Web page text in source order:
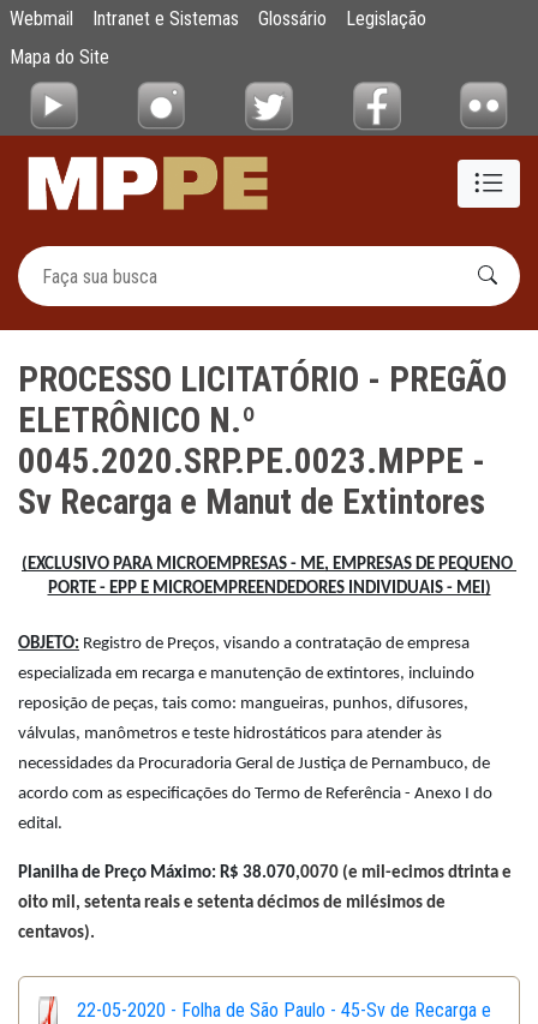
Pular para o Conteúdo principal
PROCESSO LICITATÓRIO - PREGÃO
Webmail Intranet e Sistemas Glossário
Legislação
Mapa do Site
PROCESSO LICITATÓRIO - PREGÃO
ELETRÔNICO N.º
0045.2020.SRP.PE.0023.MPPE -
Sv Recarga e Manut de Extintores
(EXCLUSIVO PARA MICROEMPRESAS - ME, EMPRESAS DE PEQUENO
PORTE - EPP E MICROEMPREENDEDORES INDIVIDUAIS - MEI)
OBJETO: Registro de Preços, visando a contratação de empresa
especializada em recarga e manutenção de extintores, incluindo
reposição de peças, tais como: mangueiras, punhos, difusores,
válvulas, manômetros e teste hidrostáticos para atender às
necessidades da Procuradoria Geral de Justiça de Pernambuco, de
acordo com as especificações do Termo de Referência - Anexo I do
edital.
Planilha de Preço Máximo: R$ 38.070,0070 (e mil-ecimos dtrinta e
oito mil, setenta reais e setenta décimos de milésimos de
centavos).
22-05-2020 - Folha de São Paulo - 45-Sv de Recarga e